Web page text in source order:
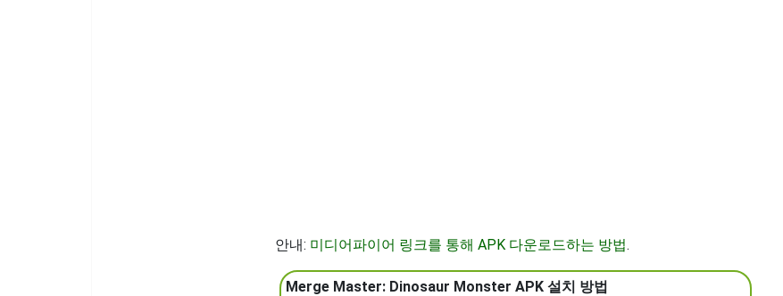
안내: 미디어파이어 링크를 통해 APK 다운로드하는 방법.
Merge Master: Dinosaur Monster APK 설치 방법